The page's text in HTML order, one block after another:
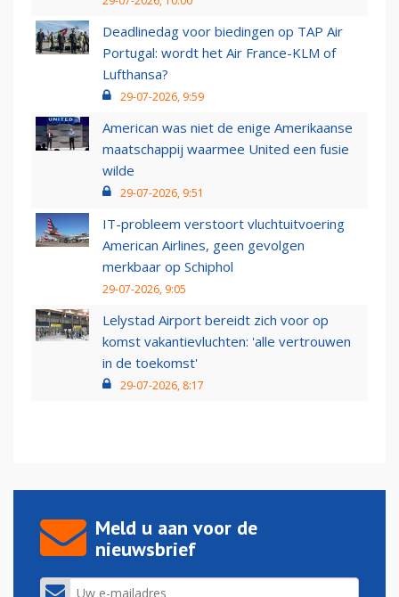
Deadlinedag voor biedingen op TAP Air
Portugal: wordt het Air France-KLM of
Lufthansa?
29-07-2026, 9:59
American was niet de enige Amerikaanse
maatschappij waarmee United een fusie
wilde
29-07-2026, 9:51
IT-probleem verstoort vluchtuitvoering
American Airlines, geen gevolgen
merkbaar op Schiphol
29-07-2026, 9:05
Lelystad Airport bereidt zich voor op
komst vakantievluchten: 'alle vertrouwen
in de toekomst'
29-07-2026, 8:17
Meld u aan voor de
nieuwsbrief